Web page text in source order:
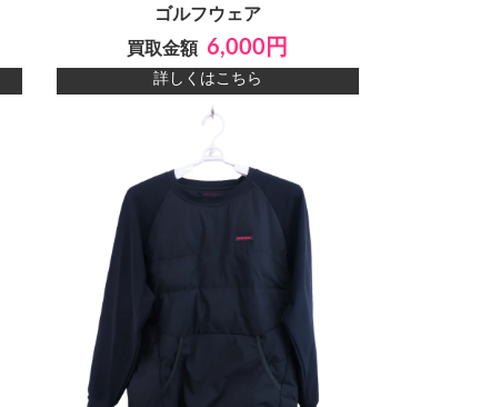
ゴルフウェア
買取金額 6,000円
詳しくはこちら